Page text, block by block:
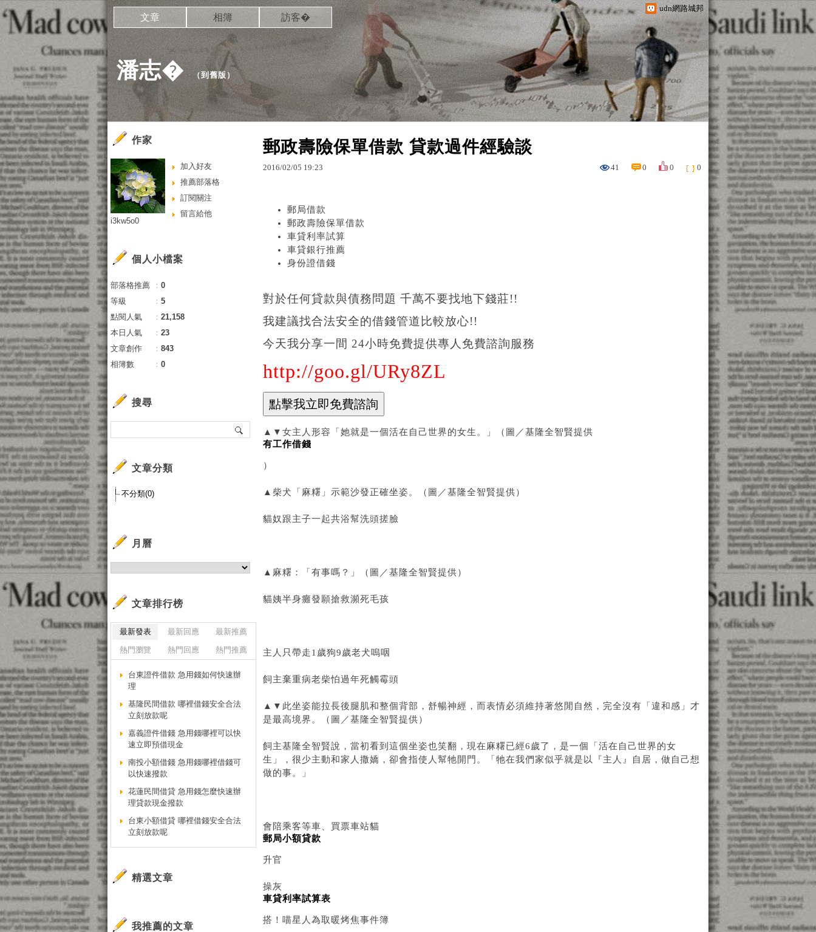
udn網路城邦
潘志� （到舊版 ）
文章 相簿 訪客�
郵政壽險保單借款 貸款過件經驗談
2016/02/05 19:23 41 0 0 0
郵局借款
郵政壽險保單借款
車貸利率試算
車貸銀行推薦
身份證借錢
對於任何貸款與債務問題 千萬不要找地下錢莊!!
我建議找合法安全的借錢管道比較放心!!
今天我分享一間 24小時免費提供專人免費諮詢服務
http://goo.gl/URy8ZL
▲▼女主人形容「她就是一個活在自己世界的女生。」（圖／基隆全智賢提供
有工作借錢
）
▲柴犬「麻糬」示範沙發正確坐姿。（圖／基隆全智賢提供）
貓奴跟主子一起共浴幫洗頭搓臉
▲麻糬：「有事嗎？」（圖／基隆全智賢提供）
貓姨半身癱發願搶救瀕死毛孩
主人只帶走1歲狗9歲老犬嗚咽
飼主棄重病老柴怕過年死觸霉頭
▲▼此坐姿能拉長後腿肌和整個背部，舒暢神經，而表情必須維持著悠閒自然，完全沒有「違和感」才
是最高境界。（圖／基隆全智賢提供）
飼主基隆全智賢說，當初看到這個坐姿也笑翻，現在麻糬已經6歲了，是一個「活在自己世界的女
生」，很少主動和家人撒嬌，卻會指使人幫牠開門。「牠在我們家似乎就是以『主人』自居，做自己想
做的事。」
會陪乘客等車、買票車站貓
郵局小額貸款
升官
操灰
車貸利率試算表
搭！喵星人為取暖烤焦事件簿
作家
加入好友
推薦部落格
訂閱關注
留言給他
i3kw5o0
個人小檔案
部落格推薦 ： 0
等級
： 5
點閱人氣
： 21,158
本日人氣
： 23
文章創作
： 843
相簿數
： 0
搜尋
文章分類
不分類(0)
月曆
文章排行榜
最新發表 最新回應
最新推薦
熱門瀏覽
熱門回應 熱門推薦
台東證件借款 急用錢如何快速辦
理
基隆民間借款 哪裡借錢安全合法
立刻放款呢
嘉義證件借錢 急用錢哪裡可以快
速立即預借現金
南投小額借錢 急用錢哪裡借錢可
以快速撥款
花蓮民間借貸 急用錢怎麼快速辦
理貸款現金撥款
台東小額借貸 哪裡借錢安全合法
立刻放款呢
精選文章
我推薦的文章